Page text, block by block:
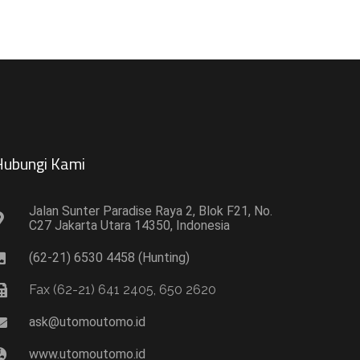
Kami​
Jalan Sunter Paradise Raya 2, Blok F21, No.
C27 Jakarta Utara 14350, Indonesia
(62-21) 6530 4458 (Hunting)
Fax (62-21) 641 2405, 650 2620
ask@utomoutomo.id
www.utomoutomo.id